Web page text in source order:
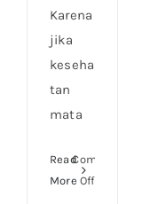
Karena
jika
keseha
tan
mata
Read
More
Comments
Offon